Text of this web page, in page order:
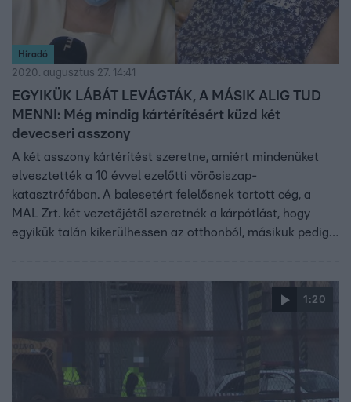
Híradó
2020. augusztus 27. 14:41
EGYIKÜK LÁBÁT LEVÁGTÁK, A MÁSIK ALIG TUD
MENNI: Még mindig kártérítésért küzd két
devecseri asszony
A két asszony kártérítést szeretne, amiért mindenüket
elvesztették a 10 évvel ezelőtti vörösiszap-
katasztrófában. A balesetért felelősnek tartott cég, a
MAL Zrt. két vezetőjétől szeretnék a kárpótlást, hogy
egyikük talán kikerülhessen az otthonból, másikuk pedig
folyamatosan visszautasítja keresetüket. Hol a
csatolmányok mérete miatt, hol azért, mert nincs elég
betegségük.
1:20